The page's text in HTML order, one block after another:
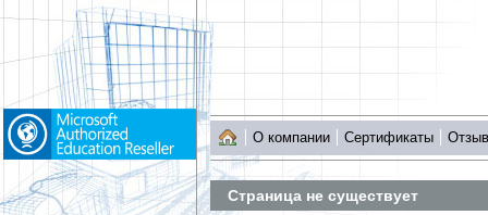
О компании Сертификаты
Страница не существует